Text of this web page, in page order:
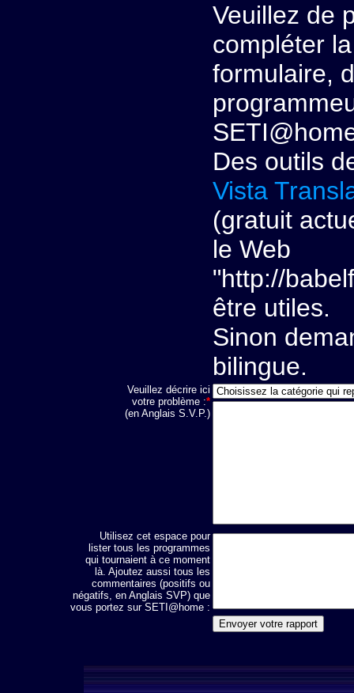
Veuillez de
compléter
formulaire,
Des outils
Vista
(gratuit
le Web
"http://
être utiles.
Sinon
bilingue.
Veuillez décrire ici
votre problème :*
(en Anglais S.V.P.)
Utilisez cet espace pour
lister tous les programmes
qui tournaient à ce moment
là. Ajoutez aussi tous les
commentaires (positifs ou
négatifs, en Anglais SVP) que
vous portez sur SETI@home :